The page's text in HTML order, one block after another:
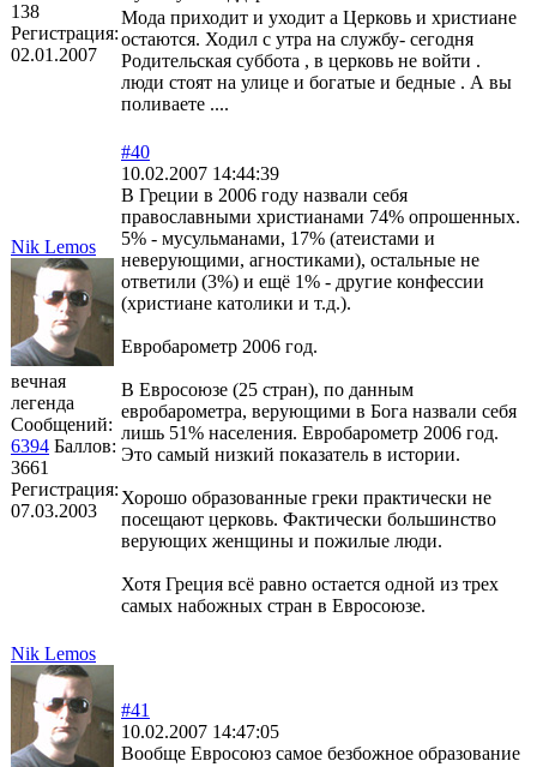
138
Регистрация:
02.01.2007
Мода приходит и уходит а Церковь и христиане
остаются. Ходил с утра на службу- сегодня
Родительская суббота , в церковь не войти .
люди стоят на улице и богатые и бедные . А вы
поливаете ....
Nik Lemos
вечная
легенда
Сообщений:
6394 Баллов:
3661
Регистрация:
07.03.2003
#40
10.02.2007 14:44:39
В Греции в 2006 году назвали себя
православными христианами 74% опрошенных.
5% - мусульманами, 17% (атеистами и
неверующими, агностиками), остальные не
ответили (3%) и ещё 1% - другие конфессии
(христиане католики и т.д.).
Евробарометр 2006 год.
В Евросоюзе (25 стран), по данным
евробарометра, верующими в Бога назвали себя
лишь 51% населения. Евробарометр 2006 год.
Это самый низкий показатель в истории.
Хорошо образованные греки практически не
посещают церковь. Фактически большинство
верующих женщины и пожилые люди.
Хотя Греция всё равно остается одной из трех
самых набожных стран в Евросоюзе.
Nik Lemos
#41
10.02.2007 14:47:05
Вообще Евросоюз самое безбожное образование